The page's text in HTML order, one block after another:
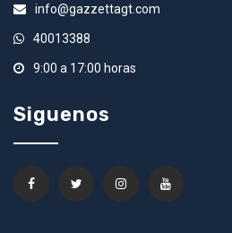
info@gazzettagt.com
40013388
9:00 a 17:00 horas
Siguenos